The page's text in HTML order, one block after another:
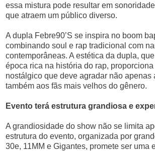
essa mistura pode resultar em
que atraem um público diverso.
A dupla Febre90’S se inspira no boom
combinando soul e rap tradicional com
contemporâneas. A estética da dupla,
época rica na história do rap,
nostálgico que deve agradar não apenas
também aos fãs mais velhos do gênero.
Evento terá estrutura grandiosa e
A grandiosidade do show não se limita
estrutura do evento, organizada por
30e, 11MM e Gigantes, promete ser uma